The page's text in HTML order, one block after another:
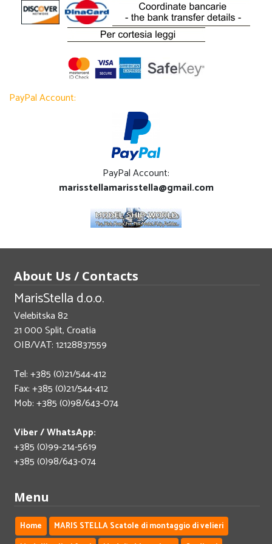
PayPal Account:
PayPal Account:
marisstellamarisstella@gmail.com
About Us / Contacts
MarisStella d.o.o.
Velebitska 82
21 000 Split, Croatia
OIB/VAT: 12128837559
Tel: +385 (0)21/544-412
Fax: +385 (0)21/544-412
Mob: +385 (0)98/643-074
Viber / WhatsApp:
+385 (0)99-214-5619
+385 (0)98/643-074
Menu
Home
MARIS STELLA Scatole di montaggio di velieri